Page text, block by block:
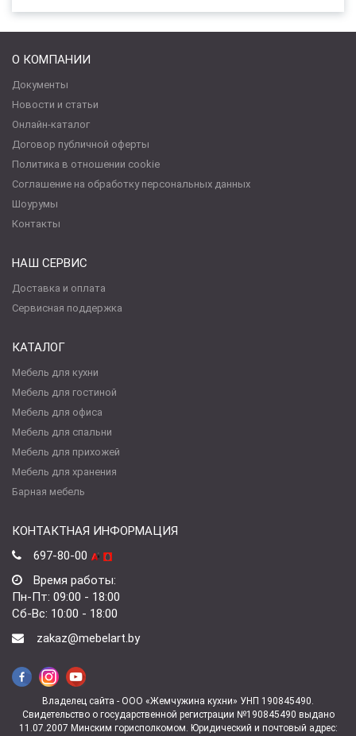
О КОМПАНИИ
Документы
Новости и статьи
Онлайн-каталог
Договор публичной оферты
Политика в отношении cookie
Соглашение на обработку персональных данных
Шоурумы
Контакты
НАШ СЕРВИС
Доставка и оплата
Сервисная поддержка
КАТАЛОГ
Мебель для кухни
Мебель для гостиной
Мебель для офиса
Мебель для спальни
Мебель для прихожей
Мебель для хранения
Барная мебель
КОНТАКТНАЯ ИНФОРМАЦИЯ
697-80-00
Время работы:
Пн-Пт: 09:00 - 18:00
Сб-Вс: 10:00 - 18:00
zakaz@mebelart.by
Владелец сайта - ООО «Жемчужина кухни» УНП 190845490.
Свидетельство о государственной регистрации №190845490 выдано
11.07.2007 Минским горисполкомом. Юридический и почтовый адрес: